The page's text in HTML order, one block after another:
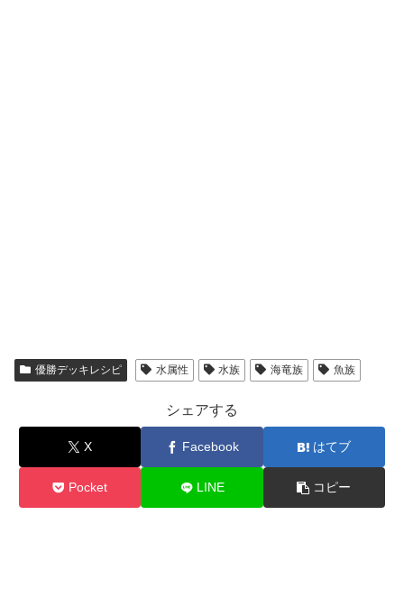
優勝デッキレシピ 水属性 水族 海竜族 魚族
シェアする
X Facebook はてブ
Pocket LINE コピー